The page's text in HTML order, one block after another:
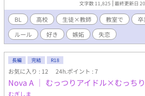
人も、第五話だけ読んでいただくと嬉しい
真那斗と、いつになく大胆になる直史が描か
文字数 11,825 最終更新日
BL 高校 生徒×教師 教室で 卒
ルール
好き 嫉妬 失恋
長編 完結 R18
お気に入り : 12 24h.ポイント : 7
Nova A │ むっつりアイドル×むっち
むぎしま